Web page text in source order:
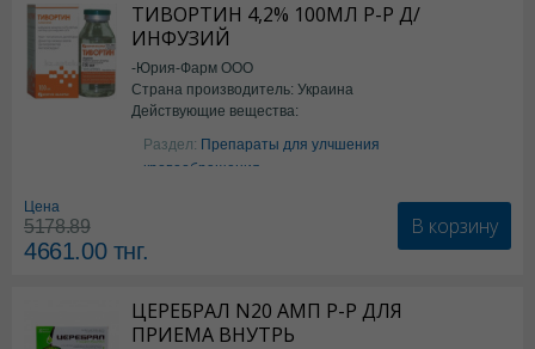
ТИВОРТИН 4,2% 100МЛ Р-Р Д/
ИНФУЗИЙ
-Юрия-Фарм ООО
Страна производитель: Украина
Действующие вещества:
Аргинин
Раздел: Препараты для улчшения
кровообращения
Цена
5178.89
4661.00тнг.
В корзину
ЦЕРЕБРАЛ N20 АМП Р-Р ДЛЯ
ПРИЕМА ВНУТРЬ